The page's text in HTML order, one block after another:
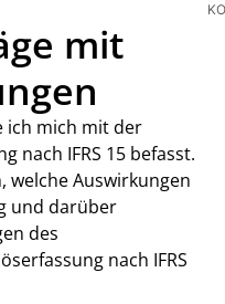
mit
ich mich mit der
nach IFRS 15 befasst.
welche Auswirkungen
und darüber
des
nach IFRS